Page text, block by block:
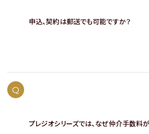
申込、契約は郵送でも可能ですか？
A
はい、お申込、契約ともに郵送で完結する
Q
プレジオシリーズでは、なぜ仲介手数料が